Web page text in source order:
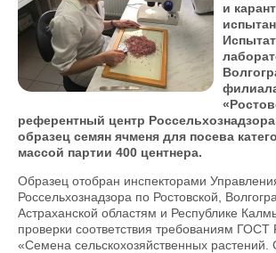
и
референтный центр
образец семян ячменя для посева
массой партии 400 центнера.
Образец отобран инспекторами
Россельхознадзора по Ростовской,
Астраханской областям и Республике
проверки соответствия требованиям
«Семена сельскохозяйственных растений.